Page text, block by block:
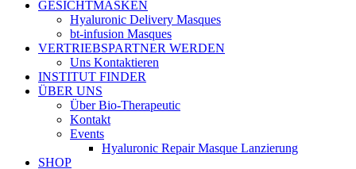
GESICHTMASKEN
Hyaluronic Delivery Masques
bt-infusion Masques
VERTRIEBSPARTNER WERDEN
Uns Kontaktieren
INSTITUT FINDER
ÜBER UNS
Über Bio-Therapeutic
Kontakt
Events
Hyaluronic Repair Masque Lanzierung
SHOP